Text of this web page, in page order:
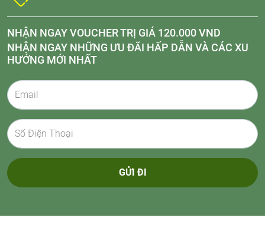
NHẬN NGAY VOUCHER TRỊ GIÁ 120.000 VND
NHẬN NGAY NHỮNG ƯU ĐÃI HẤP DẪN VÀ CÁC XU
HƯỚNG MỚI NHẤT
GỬI ĐI